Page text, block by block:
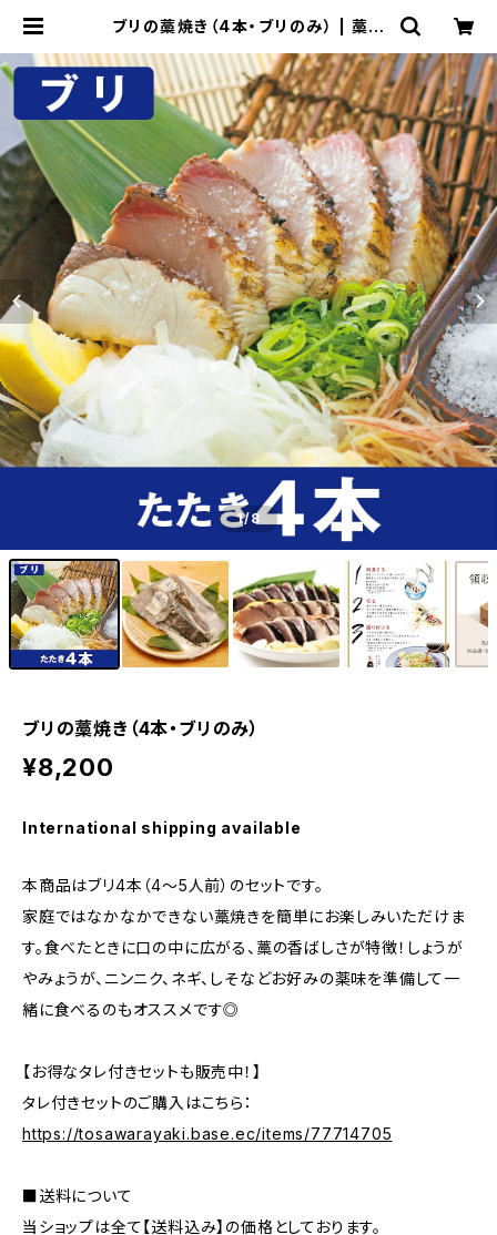
ブリの藁焼き（4本・ブリのみ） | 藁焼
1/8
ブリの藁焼き（4本・ブリのみ）
¥8,200
International shipping available
本商品はブリ4本（4～5人前）のセットです。
家庭ではなかなかできない藁焼きを簡単にお楽しみいただけま
す。食べたときに口の中に広がる、藁の香ばしさが特徴！しょうが
やみょうが、ニンニク、ネギ、しそなどお好みの薬味を準備して一
緒に食べるのもオススメです◎
【お得なタレ付きセットも販売中！】
タレ付きセットのご購入はこちら：
https://tosawarayaki.base.ec/items/77714705
■送料について
当ショップは全て【送料込み】の価格としております。